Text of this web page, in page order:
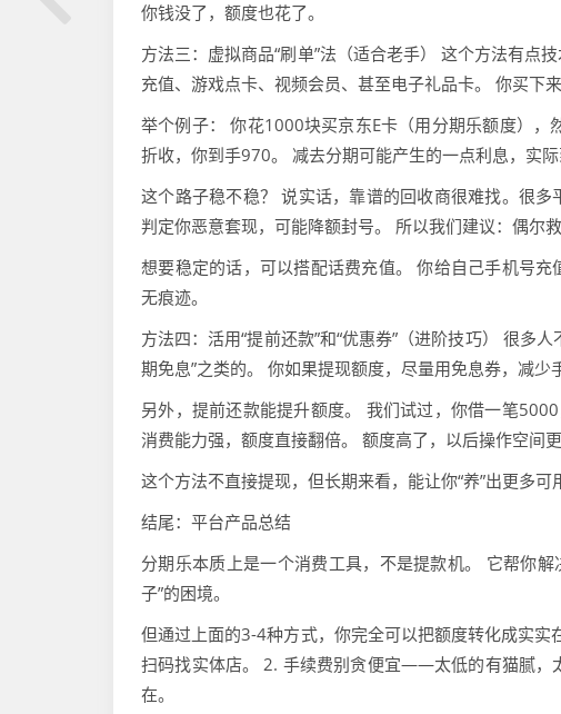
你钱没了，额度也花了。
方法三：虚拟商品“刷单”法（适合老手） 这个方法有点
充值、游戏点卡、视频会员、甚至电子礼品卡。 你买下
举个例子： 你花1000块买京东E卡（用分期乐额度）
折收，你到手970。 减去分期可能产生的一点利息，实际
这个路子稳不稳？ 说实话，靠谱的回收商很难找。很
判定你恶意套现，可能降额封号。 所以我们建议：偶尔
想要稳定的话，可以搭配话费充值。 你给自己手机号
无痕迹。
方法四：活用“提前还款”和“优惠券”（进阶技巧） 很多
期免息”之类的。 你如果提现额度，尽量用免息券，减少
另外，提前还款能提升额度。 我们试过，你借一笔
消费能力强，额度直接翻倍。 额度高了，以后操作空间更
这个方法不直接提现，但长期来看，能让你“养”出更多可
结尾：平台产品总结
分期乐本质上是一个消费工具，不是提款机。 它帮你
子”的困境。
但通过上面的3-4种方式，你完全可以把额度转化成实
扫码找实体店。 2. 手续费别贪便宜——太低的有猫腻
在。